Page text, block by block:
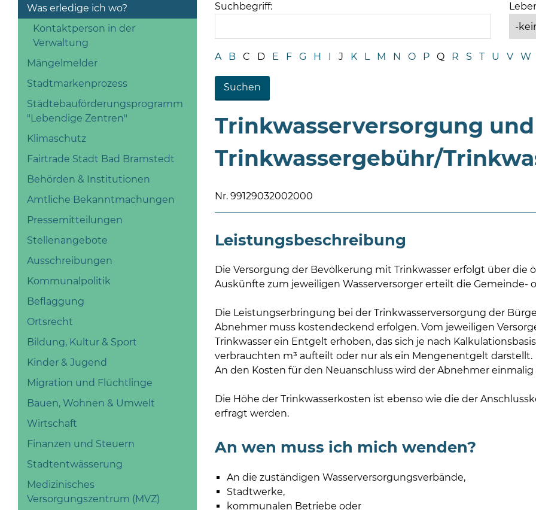
Was erledige ich wo?
Kontaktperson in der
Verwaltung
Mängelmelder
Stadtmarkenprozess
Städtebauförderungsprogramm
"Lebendige Zentren"
Klimaschutz
Fairtrade Stadt Bad Bramstedt
Behörden & Institutionen
Amtliche Bekanntmachungen
Pressemitteilungen
Stellenangebote
Ausschreibungen
Kommunalpolitik
Beflaggung
Ortsrecht
Bildung, Kultur & Sport
Kinder & Jugend
Migration und Flüchtlinge
Bauen, Wohnen & Umwelt
Wirtschaft
Finanzen und Steuern
Stadtentwässerung
Medizinisches
Versorgungszentrum (MVZ)
Suchbegriff:
A B C D E F G H I J K L M N O P Q R S T U V W
Trinkwasserversorgung und
Trinkwassergebühr/
Nr. 99129032002000
Leistungsbeschreibung
Die Versorgung der Bevölkerung mit Trinkwasser erfolgt über
Auskünfte zum jeweiligen Wasserversorger erteilt die Gemeinde-
Die Leistungserbringung bei der Trinkwasserversorgung der
Abnehmer muss kostendeckend erfolgen. Vom jeweiligen
Trinkwasser ein Entgelt erhoben, das sich je nach
verbrauchten m³ aufteilt oder nur als ein Mengenentgelt darstellt.
An den Kosten für den Neuanschluss wird der Abnehmer
Die Höhe der Trinkwasserkosten ist ebenso wie die der
erfragt werden.
An wen muss ich mich wenden?
An die zuständigen Wasserversorgungsverbände,
Stadtwerke,
kommunalen Betriebe oder